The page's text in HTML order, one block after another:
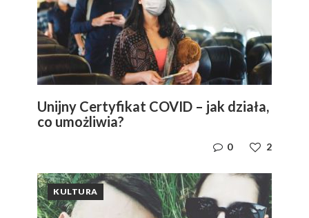
Unijny Certyfikat COVID – jak działa,
co umożliwia?
2
0
KULTURA